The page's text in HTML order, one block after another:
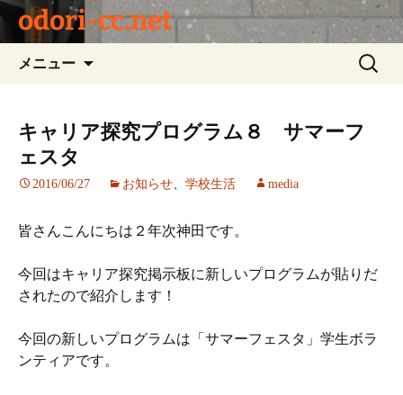
odori-cc.net
メニュー
ツ
ッ
検
索:
キャリア探究プログラム８ サマーフ
ェスタ
2016/06/27 お知らせ、 学校生活 media
皆さんこんにちは２年次神田です。
今回はキャリア探究掲示板に新しいプログラムが貼りだ
されたので紹介します！
今回の新しいプログラムは「サマーフェスタ」学生ボラ
ンティアです。